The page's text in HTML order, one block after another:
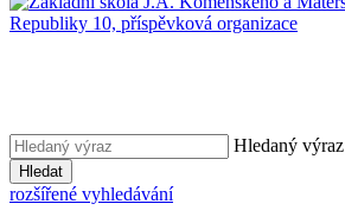
Hledaný výraz
Hledat
rozšířené vyhledávání